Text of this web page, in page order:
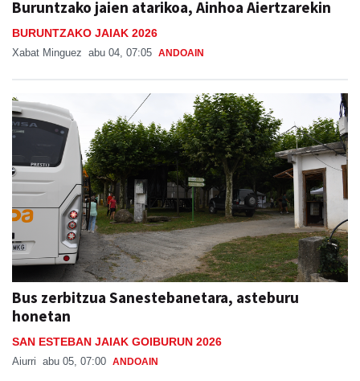
Buruntzako jaien atarikoa, Ainhoa Aiertzarekin
BURUNTZAKO JAIAK 2026
Xabat Minguez abu 04, 07:05 ANDOAIN
Bus zerbitzua Sanestebanetara, asteburu
honetan
SAN ESTEBAN JAIAK GOIBURUN 2026
Aiurri abu 05, 07:00 ANDOAIN